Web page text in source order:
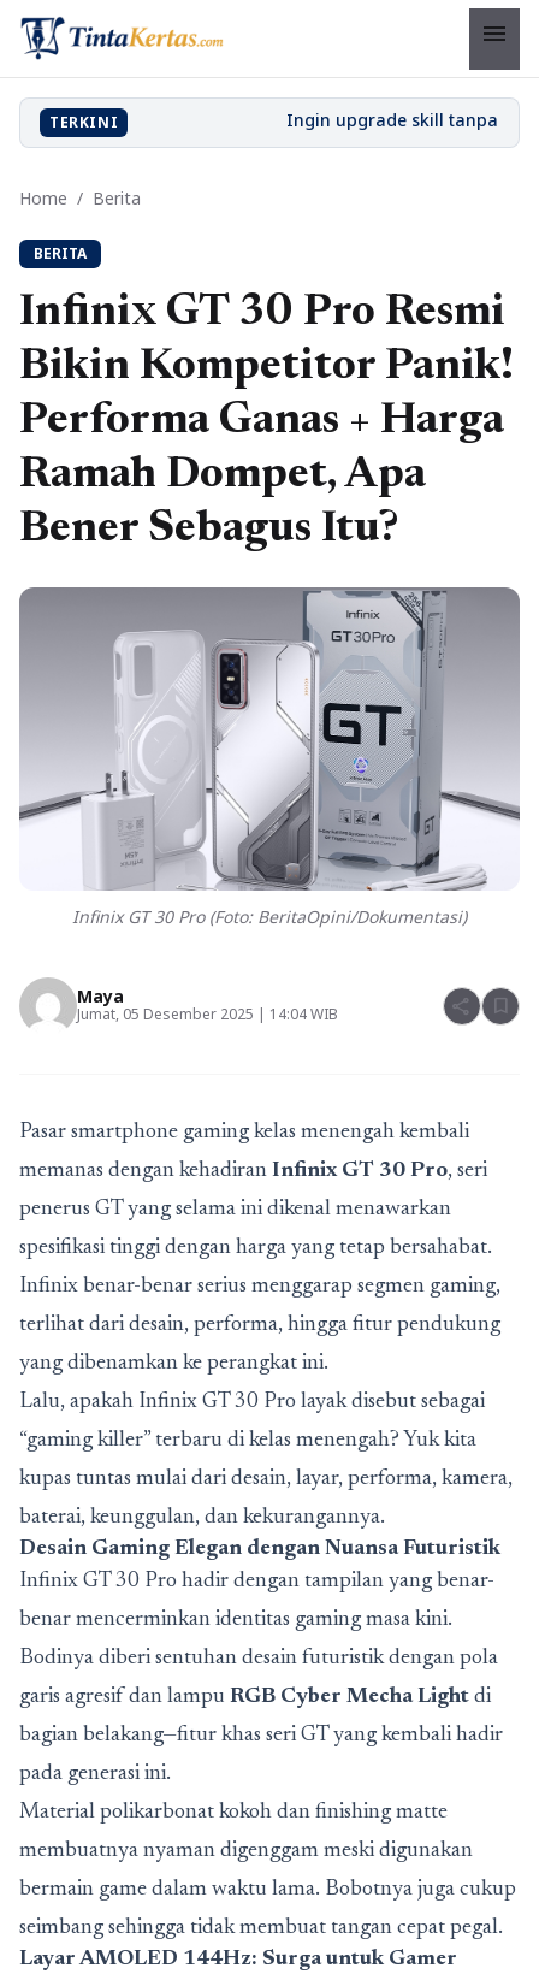
menu
TERKINI
Home / Berita
BERITA
Infinix GT 30 Pro Resmi
Bikin Kompetitor Panik!
Performa Ganas + Harga
Ramah Dompet, Apa
Bener Sebagus Itu?
Infinix GT 30 Pro (Foto: BeritaOpini/Dokumentasi)
Maya
Jumat, 05 Desember 2025 | 14:04 WIB share bookmark
Pasar smartphone gaming kelas menengah kembali
memanas dengan kehadiran Infinix GT 30 Pro, seri
penerus GT yang selama ini dikenal menawarkan
spesifikasi tinggi dengan harga yang tetap bersahabat.
Infinix benar-benar serius menggarap segmen gaming,
terlihat dari desain, performa, hingga fitur pendukung
yang dibenamkan ke perangkat ini.
Lalu, apakah Infinix GT 30 Pro layak disebut sebagai
“gaming killer” terbaru di kelas menengah? Yuk kita
kupas tuntas mulai dari desain, layar, performa, kamera,
baterai, keunggulan, dan kekurangannya.
Desain Gaming Elegan dengan Nuansa Futuristik
Infinix GT 30 Pro hadir dengan tampilan yang benar-
benar mencerminkan identitas gaming masa kini.
Bodinya diberi sentuhan desain futuristik dengan pola
garis agresif dan lampu RGB Cyber Mecha Light di
bagian belakang—fitur khas seri GT yang kembali hadir
pada generasi ini.
Material polikarbonat kokoh dan finishing matte
membuatnya nyaman digenggam meski digunakan
bermain game dalam waktu lama. Bobotnya juga cukup
seimbang sehingga tidak membuat tangan cepat pegal.
Layar AMOLED 144Hz: Surga untuk Gamer